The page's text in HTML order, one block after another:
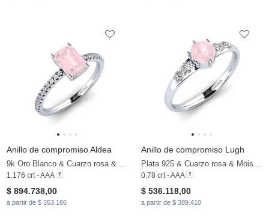
Anillo de compromiso Aldea
9k Oro Blanco & Cuarzo rosa & Moissanita
1.176 crt - AAA
$ 894.738,00
a partir de $ 353.186
Anillo de compromiso Lugh
Plata 925 & Cuarzo rosa & Moissanita
0.78 crt - AAA
$ 536.118,00
a partir de $ 389.410